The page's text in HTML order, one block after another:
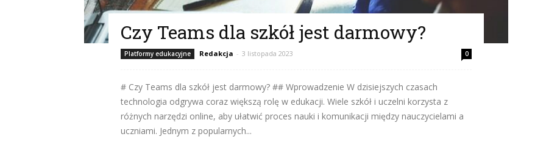
Czy Teams dla szkół jest darmowy?
Platformy edukacyjne Redakcja - 3 listopada 2023 0
# Czy Teams dla szkół jest darmowy? ## Wprowadzenie W dzisiejszych czasach
technologia odgrywa coraz większą rolę w edukacji. Wiele szkół i uczelni korzysta z
różnych narzędzi online, aby ułatwić proces nauki i komunikacji między nauczycielami a
uczniami. Jednym z popularnych...